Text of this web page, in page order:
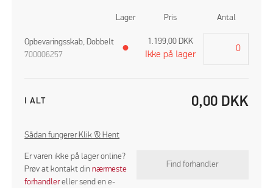
Lager Pris Antal
Opbevaringsskab, Dobbelt
700006257
●
1.199,00 DKK
Ikke på lager
I ALT 0,00 DKK
Sådan fungerer Klik & Hent
Er varen ikke på lager online?
Prøv at kontakt dinnærmeste
forhandlereller send en e-
Find forhandler